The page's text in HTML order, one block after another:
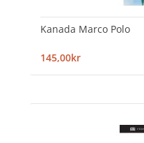
Kanada Marco Polo
145,00kr